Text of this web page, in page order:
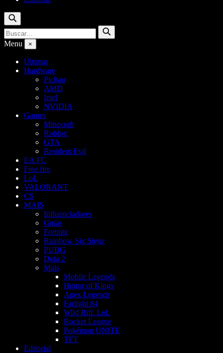
Buscar
Buscar
por:
Buscar
Menu ×
Últimas
Hardware
Pichau
AMD
Intel
NVIDIA
Games
Minecraft
Roblox
GTA
Resident Evil
EA FC
Free fire
LoL
VALORANT
CS
MAIS
Influenciadores
Guias
Fortnite
Rainbow Six Siege
PUBG
Dota 2
Mais
Mobile Legends
Honor of Kings
Apex Legends
Farlight 84
Wild Rift: LoL
Rocket League
Pokémon UNITE
TFT
Editorial